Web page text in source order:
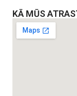
KĀ MŪS